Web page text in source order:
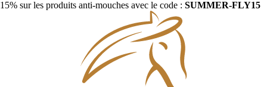
15% sur les produits anti-mouches avec le code : SUMMER-FLY15